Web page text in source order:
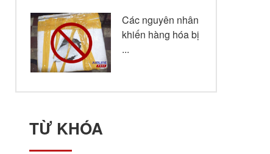
Các nguyên nhân
khiến hàng hóa bị
...
TỪ KHÓA